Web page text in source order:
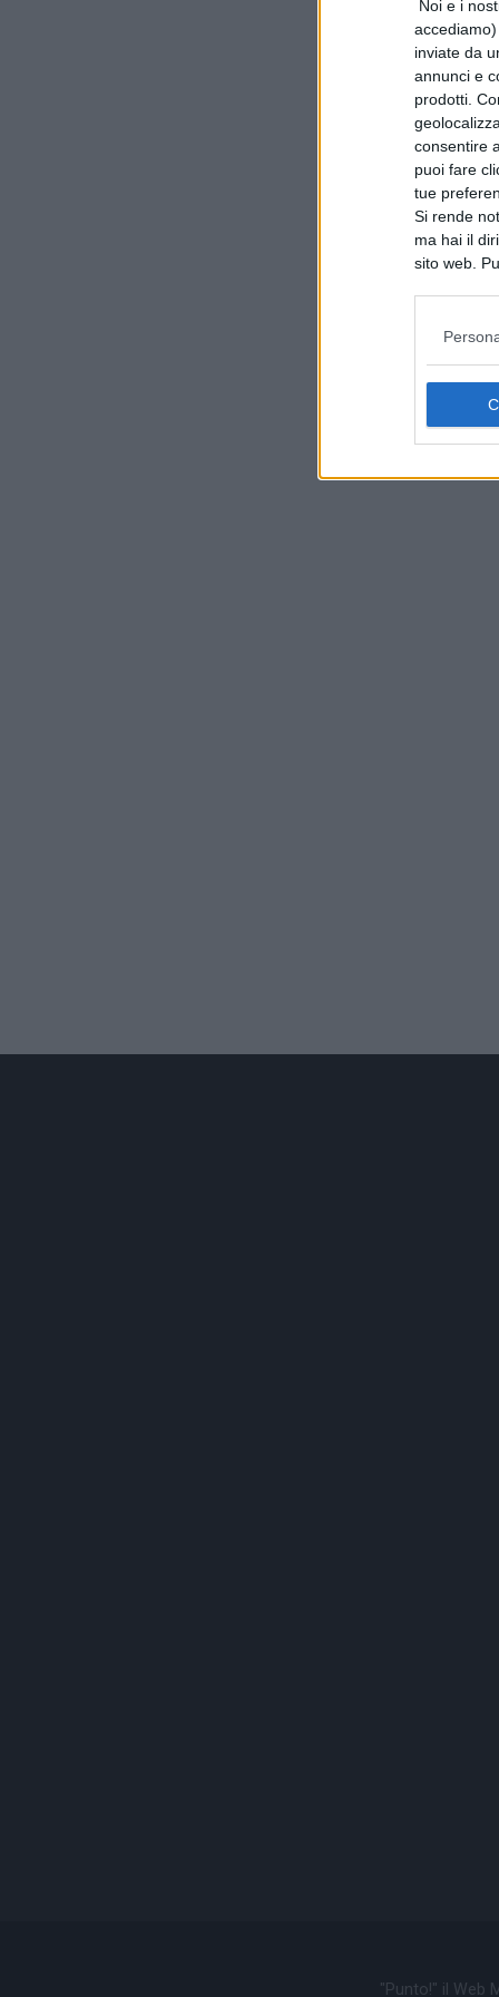
Noi e i
inviate da
annunci e
prodotti.
consentire
puoi fare
tue
Si rende
ma hai il
sito web.
"Punto!" il Web